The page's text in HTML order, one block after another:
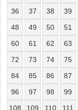
36
37 38 39
48
49 50 51
60
61 62 63
72
73 74 75
84
85 86 87
96
97 98 99
108
109 110 111